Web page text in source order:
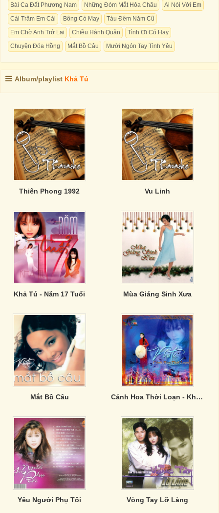
Bài Ca Đất Phương Nam
Những Đóm Mắt Hỏa Châu
Ai Nói Với Em
Cái Trâm Em Cài
Bông Cỏ May
Tàu Đêm Năm Cũ
Em Chờ Anh Trở Lại
Chiều Hành Quân
Tình Ơi Có Hay
Chuyện Đóa Hồng
Mắt Bồ Câu Mười Ngón Tay Tình Yêu
Album/playlist Khả Tú
Thiên Phong 1992 Vu Linh
Khả Tú - Năm 17 Tuổi Mùa Giáng Sinh Xưa
Mắt Bồ Câu Cánh Hoa Thời Loạn - Khả Tú
Yêu Người Phụ Tôi Vòng Tay Lỡ Làng